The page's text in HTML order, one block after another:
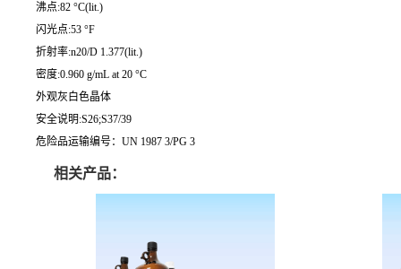
沸点:82 °C(lit.)
闪光点:53 °F
折射率:n20/D 1.377(lit.)
密度:0.960 g/mL at 20 °C
外观灰白色晶体
安全说明:S26;S37/39
危险品运输编号：UN 1987 3/PG 3
相关产品：